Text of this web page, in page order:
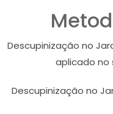
Descupinização no
aplicado no
Descupinização no